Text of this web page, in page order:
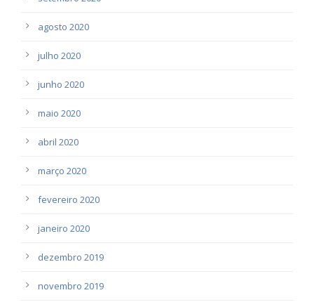
agosto 2020
julho 2020
junho 2020
maio 2020
abril 2020
março 2020
fevereiro 2020
janeiro 2020
dezembro 2019
novembro 2019